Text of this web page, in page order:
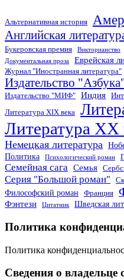
Альтернативная история
Английская
Букеровская премия
Викторианство
Документальная проза Еврейская
Журнал "Иностранная литература"
Издательство
Издательство "МИФ" Индия
Литература XIX века
Литература XX
Немецкая литература
Политика
Психологический роман
Семейная сага Семья
Серия "Большой роман"
Философский роман
Франция
Фэнтези Цитатник Шведская
Политика
Политика
Сведения о владельце